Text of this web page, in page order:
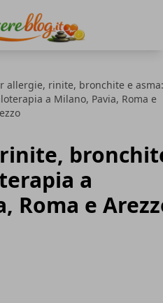
allergie, rinite, bronchite e asma:
a Milano, Pavia, Roma e
a
Roma e